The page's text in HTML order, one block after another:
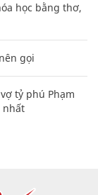
học bằng thơ,
gọi
tỷ phú Phạm
nhất